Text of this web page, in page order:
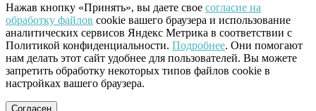
Нажав кнопку «Принять», вы даете свое согласие на
обработку файлов cookie вашего браузера и использование
аналитических сервисов Яндекс Метрика в соответствии с
Политикой конфиденциальности. Подробнее. Они помогают
нам делать этот сайт удобнее для пользователей. Вы можете
запретить обработку некоторых типов файлов cookie в
настройках вашего браузера.
Согласен